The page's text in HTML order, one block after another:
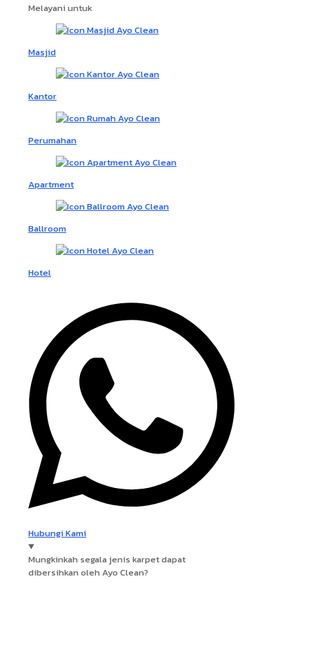
Melayani untuk
Masjid
Kantor
Perumahan
Apartment
Ballroom
Hotel
Hubungi Kami
Mungkinkah segala jenis karpet dapat
dibersihkan oleh Ayo Clean?